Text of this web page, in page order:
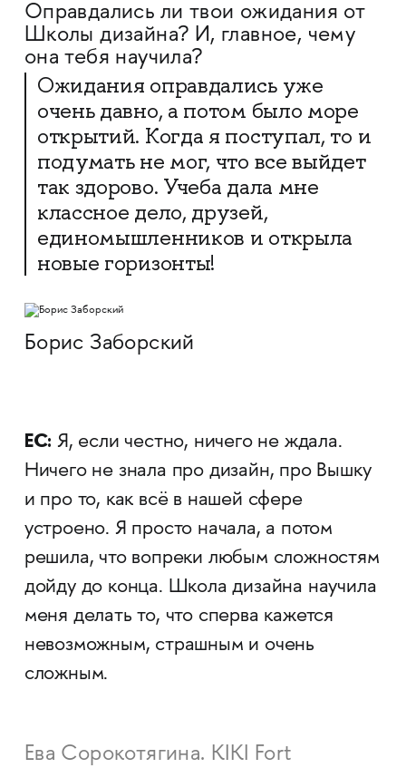
Оправдались ли твои ожидания от
Школы дизайна? И, главное, чему
она тебя научила?
Ожидания оправдались уже
очень давно, а потом было море
открытий. Когда я поступал, то и
подумать не мог, что все выйдет
так здорово. Учеба дала мне
классное дело, друзей,
единомышленников и открыла
новые горизонты!
Борис Заборский
ЕС: Я, если честно, ничего не ждала.
Ничего не знала про дизайн, про Вышку
и про то, как всё в нашей сфере
устроено. Я просто начала, а потом
решила, что вопреки любым сложностям
дойду до конца. Школа дизайна научила
меня делать то, что сперва кажется
невозможным, страшным и очень
сложным.
Ева Сорокотягина. KIKI Fort